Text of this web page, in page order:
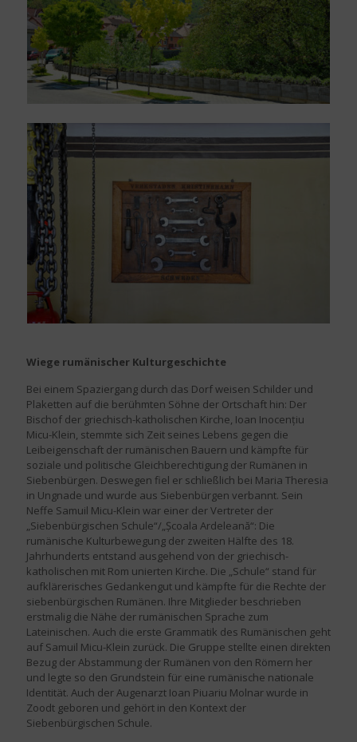
Wiege rumänischer Kulturgeschichte
Bei einem Spaziergang durch das Dorf weisen Schilder und
Plaketten auf die berühmten Söhne der Ortschaft hin: Der
Bischof der griechisch-katholischen Kirche, Ioan Inocențiu
Micu-Klein, stemmte sich Zeit seines Lebens gegen die
Leibeigenschaft der rumänischen Bauern und kämpfte für
soziale und politische Gleichberechtigung der Rumänen in
Siebenbürgen. Deswegen fiel er schließlich bei Maria Theresia
in Ungnade und wurde aus Siebenbürgen verbannt. Sein
Neffe Samuil Micu-Klein war einer der Vertreter der
„Siebenbürgischen Schule“/„Școala Ardeleană“: Die
rumänische Kulturbewegung der zweiten Hälfte des 18.
Jahrhunderts entstand ausgehend von der griechisch-
katholischen mit Rom unierten Kirche. Die „Schule“ stand für
aufklärerisches Gedankengut und kämpfte für die Rechte der
siebenbürgischen Rumänen. Ihre Mitglieder beschrieben
erstmalig die Nähe der rumänischen Sprache zum
Lateinischen. Auch die erste Grammatik des Rumänischen geht
auf Samuil Micu-Klein zurück. Die Gruppe stellte einen direkten
Bezug der Abstammung der Rumänen von den Römern her
und legte so den Grundstein für eine rumänische nationale
Identität. Auch der Augenarzt Ioan Piuariu Molnar wurde in
Zoodt geboren und gehört in den Kontext der
Siebenbürgischen Schule.